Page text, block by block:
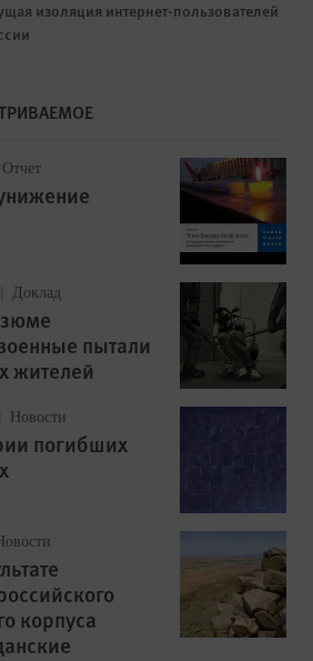
изоляция интернет-пользователей
Отчет
Доклад
пытали
жителей
Новости
погибших
корпуса